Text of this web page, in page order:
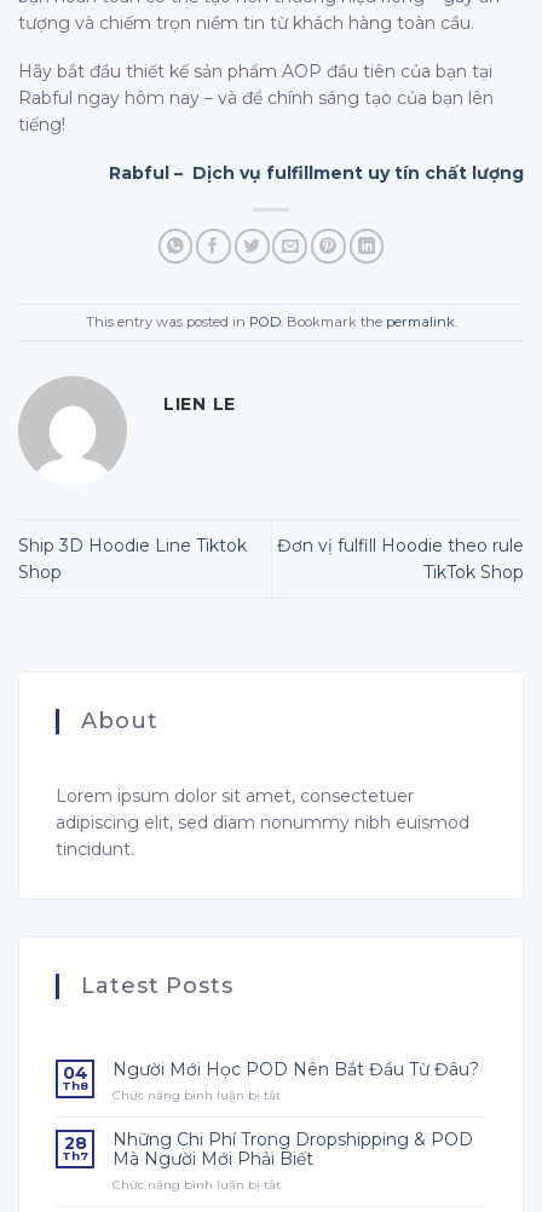
tượng và chiếm trọn niềm tin từ khách hàng toàn cầu.
Hãy bắt đầu thiết kế sản phẩm AOP đầu tiên của bạn tại
Rabful ngay hôm nay – và để chính sáng tạo của bạn lên
tiếng!
Rabful – Dịch vụ fulfillment uy tín chất lượng
This entry was posted in POD. Bookmark the permalink
LIEN LE
Ship 3D Hoodie Line Tiktok
Shop
Đơn vị fulfill Hoodie theo rule
TikTok Shop
About
Lorem ipsum dolor sit amet, consectetuer
adipiscing elit, sed diam nonummy nibh euismod
tincidunt.
Latest Posts
04
Th8
Người Mới Học POD Nên Bắt Đầu Từ Đâu?
Chức năng bình luận bị tắt
Mới
Học
POD
28
Th7
Những Chi Phí Trong Dropshipping & POD
Mà Người Mới Phải Biết
Chức năng bình luận bị tắt